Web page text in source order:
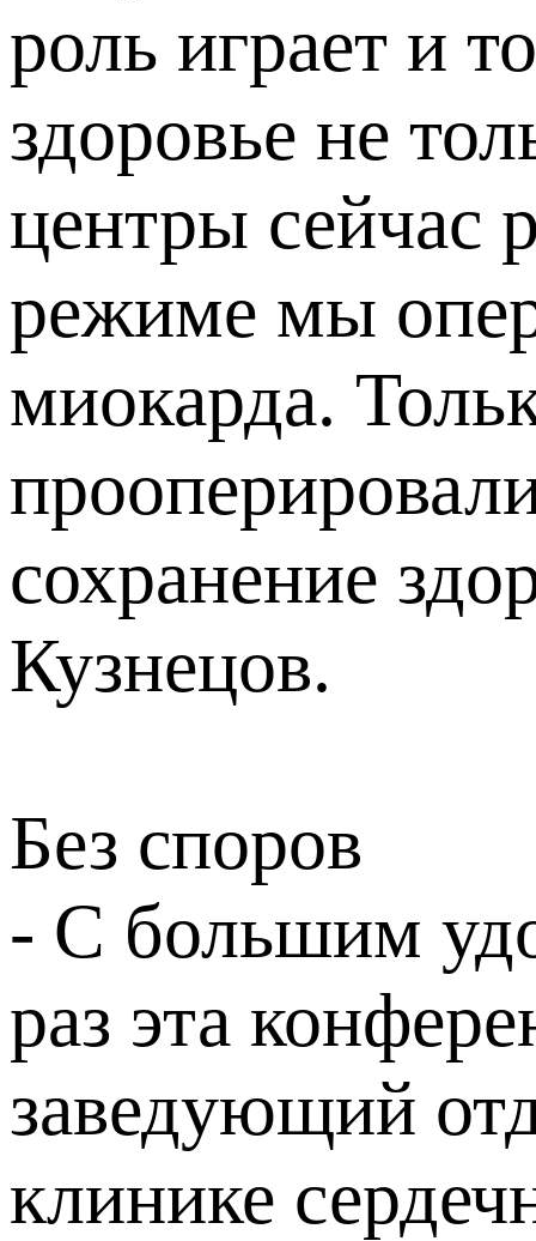
роль играет и
здоровье не
центры сейчас
режиме мы
миокарда.
сохранение
Кузнецов.
Без споров
- С большим
раз эта
заведующий
клинике